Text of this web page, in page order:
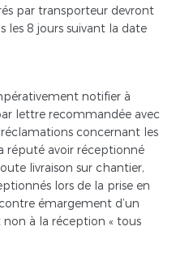
par transporteur devront
les 8 jours suivant la date
notifier à
lettre recommandée avec
concernant les
réputé avoir réceptionné
livraison sur chantier,
lors de la prise en
émargement d’un
à la réception « tous